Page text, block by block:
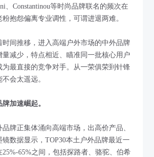
、Constantinou等时尚品牌联名的频次在
抱怨偏离专业调性，可谓进退两难。
时间推移，进入高端户外市场的中外品牌
量减少，特点相近、瞄准同一批核心用户
为最直接的竞争对手。从一荣俱荣到针锋
会太遥远。
加速崛起。
牌正集体涌向高端市场，出高价产品、
数据显示，TOP30本土户外品牌最近一
65%之间，包括探路者、骆驼、伯希